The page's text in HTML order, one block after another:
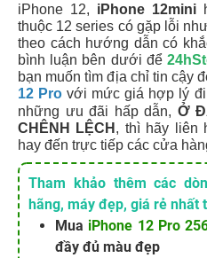
iPhone 12, iPhone 12mini
thuộc 12 series có gặp lỗi
theo cách hướng dẫn có
bình luận bên dưới để
bạn muốn tìm địa chỉ tin cậy
12 Pro với mức giá hợp lý
những ưu đãi hấp dẫn, Ở
CHÊNH LỆCH , thì hãy liên
hay đến trực tiếp các cửa
Tham khảo thêm các
hãng, máy đẹp, giá rẻ nhất
Mua iPhone 12 Pro
đầy đủ màu đẹp